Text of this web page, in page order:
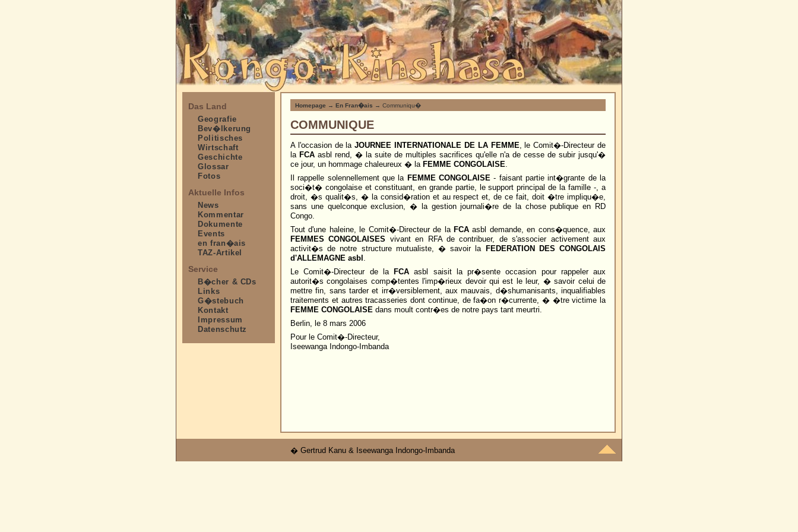
Das Land
Geografie
Bev�lkerung
Politisches
Wirtschaft
Geschichte
Glossar
Fotos
Aktuelle Infos
News
Kommentar
Dokumente
Events
en fran�ais
TAZ-Artikel
Service
B�cher & CDs
Links
G�stebuch
Kontakt
Impressum
Datenschutz
Homepage → En Fran�ais → Communiqu�
COMMUNIQUE
A l'occasion de laJOURNEE INTERNATIONALE DE LA FEMME, le Comit�-Directeur de
la FCA asbl rend, � la suite de multiples sacrifices qu'elle n'a de cesse de subir jusqu'�
ce jour, un hommage chaleureux � la FEMME CONGOLAISE.
Il rappelle solennellement que la FEMME CONGOLAISE - faisant partie int�grante de la
soci�t� congolaise et constituant, en grande partie, le support principal de la famille -, a
droit, �s qualit�s, � la consid�ration et au respect et, de ce fait, doit �tre impliqu�e,
sans une quelconque exclusion, � la gestion journali�re de la chose publique en RD
Congo.
Tout d'une haleine, le Comit�-Directeur de la FCAasbl demande, en cons�quence, aux
FEMMES CONGOLAISES vivant en RFA de contribuer, de s'associer activement aux
activit�s de notre structure mutualiste, � savoir la FEDERATION DES CONGOLAIS
d'ALLEMAGNE asbl .
Le Comit�-Directeur de la FCA asbl saisit la pr�sente occasion pour rappeler aux
autorit�s congolaises comp�tentes l'imp�rieux devoir qui est le leur, � savoir celui de
mettre fin, sans tarder et irr�versiblement, aux mauvais, d�shumanisants, inqualifiables
traitements et autres tracasseries dont continue, de fa�on r�currente, � �tre victime la
FEMME CONGOLAISE dans moult contr�es de notre pays tant meurtri.
Berlin, le 8 mars 2006
Pour le Comit�-Directeur,
Iseewanga Indongo-Imbanda
� Gertrud Kanu & Iseewanga Indongo-Imbanda